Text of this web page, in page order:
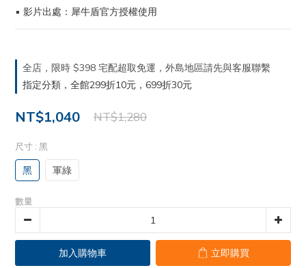
▪ 影片出處：犀牛盾官方授權使用
全店，限時 $398 宅配超取免運，外島地區請先與客服聯繫
指定分類，全館299折10元，699折30元
NT$1,040 NT$1,280
尺寸 : 黑
黑 軍綠
數量
加入購物車 立即購買